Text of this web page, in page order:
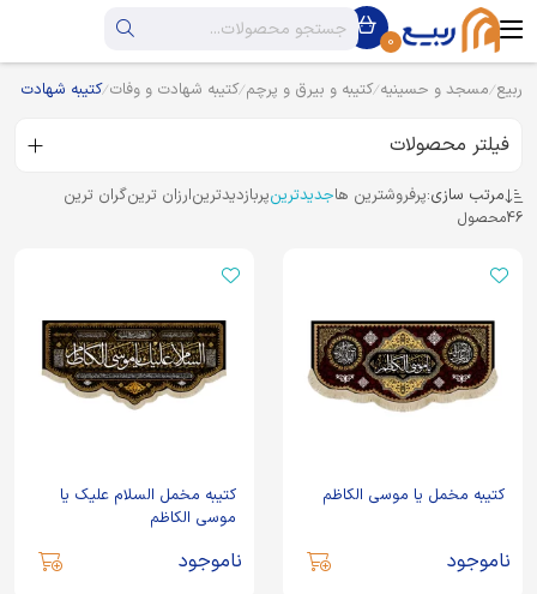
0
ربیع مسجد و حسینیه کتیبه و بیرق و پرچم کتیبه شهادت و وفات کتیبه شهادت
فیلتر محصولات
مرتب سازی:پرفروشترین هاجدیدترینپربازدیدترینارزان ترینگران ترین
46محصول
کتیبه مخمل یا موسی الکاظم
ناموجود
کتیبه مخمل السلام علیک یا
موسی الکاظم
ناموجود